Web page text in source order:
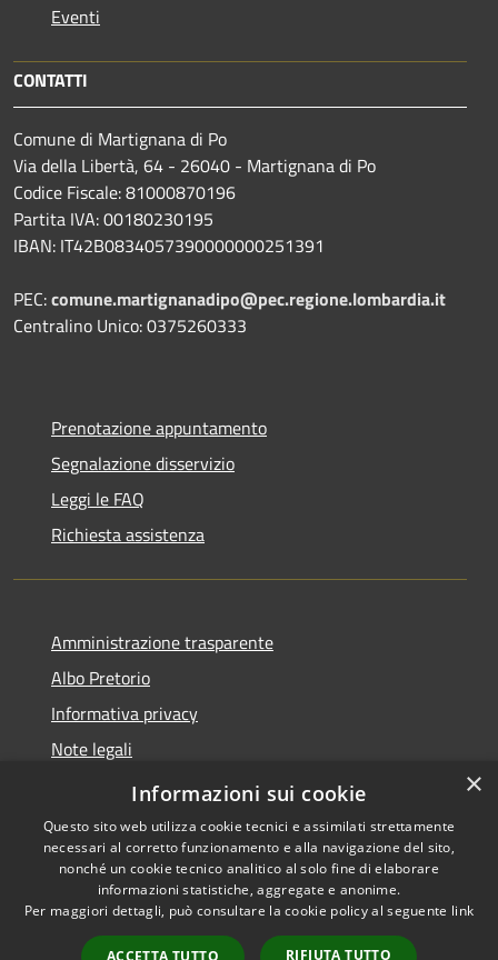
Eventi
CONTATTI
Comune di Martignana di Po
Via della Libertà, 64 - 26040 - Martignana di Po
Codice Fiscale: 81000870196
Partita IVA: 00180230195
IBAN: IT42B0834057390000000251391
PEC:comune.martignanadipo@pec.regione.lombardia.it
Centralino Unico: 0375260333
Prenotazione appuntamento
Segnalazione disservizio
Leggi le FAQ
Richiesta assistenza
Amministrazione trasparente
Albo Pretorio
Informativa privacy
Note legali
Dichiarazione di accessibilità
Accessibilità
Copyright © 2026 • Comune di
Martignana di Po • Powered by
Municipium• Accesso
×
Informazioni sui cookie
Questo sito web utilizza cookie tecnici e assimilati strettamente
necessari al corretto funzionamento e alla navigazione del sito,
nonché un cookie tecnico analitico al solo fine di elaborare
informazioni statistiche, aggregate e anonime.
Per maggiori dettagli, può consultare la cookie policy al seguente link
ACCETTA TUTTO RIFIUTA TUTTO